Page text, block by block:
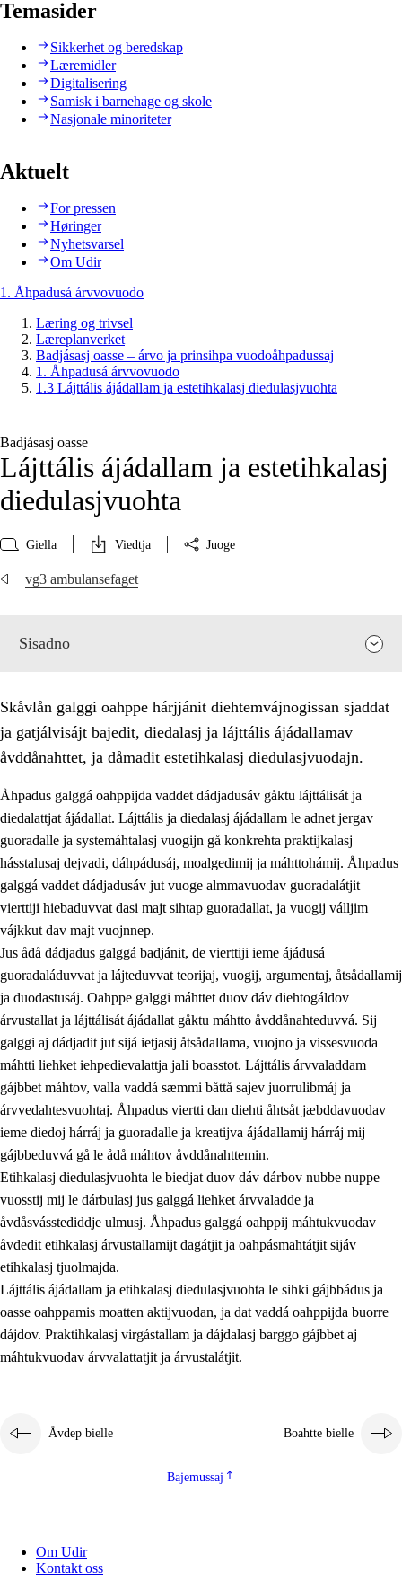
Temasider
Sikkerhet og beredskap
Læremidler
Digitalisering
Samisk i barnehage og skole
Nasjonale minoriteter
Aktuelt
For pressen
Høringer
Nyhetsvarsel
Om Udir
1. Åhpadusá árvvovuodo
Læring og trivsel
Læreplanverket
Badjásasj oasse – árvo ja prinsihpa vuodoåhpadussaj
1. Åhpadusá árvvovuodo
1.3 Lájttális ájádallam ja estetihkalasj diedulasjvuohta
Badjásasj oasse
Lájttális ájádallam ja estetihkalasj
diedulasjvuohta
Giella Viedtja Juoge
vg3 ambulansefaget
Sisadno
1. Åhpadusá árvvovuodo
1.1 Almasjárvvo
1.2 Identitiehtta ja kultuvralasj moattevuohta
1.3 Lájttális ájádallam ja estetihkalasj diedulasjvuohta
1.4 Dahkamávvo, berustibme ja diehtemvájnogisvuohta
1.5 Vieledus luonnduj ja birásdiedulasjvuohta
1.6 Demokratijja ja oassálasstem
Skåvlån galggi oahppe hárjjánit diehtemvájnogissan sjaddat
ja gatjálvisájt bajedit, diedalasj ja lájttális ájádallamav
åvddånahttet, ja dåmadit estetihkalasj diedulasjvuodajn.
Åhpadus galggá oahppijda vaddet dádjadusáv gåktu lájttálisát ja
diedalattjat ájádallat. Lájttális ja diedalasj ájádallam le adnet jergav
guoradalle ja systemáhtalasj vuogijn gå konkrehta praktijkalasj
hásstalusaj dejvadi, dáhpádusáj, moalgedimij ja máhttohámij. Åhpadus
galggá vaddet dádjadusáv jut vuoge almmavuodav guoradalátjit
vierttiji hiebaduvvat dasi majt sihtap guoradallat, ja vuogij válljim
vájkkut dav majt vuojnnep.
Jus ådå dádjadus galggá badjánit, de vierttiji ieme ájádusá
guoradaláduvvat ja lájteduvvat teorijaj, vuogij, argumentaj, åtsådallamij
ja duodastusáj. Oahppe galggi máhttet duov dáv diehtogáldov
árvustallat ja lájttálisát ájádallat gåktu máhtto åvddånahteduvvá. Sij
galggi aj dádjadit jut sijá ietjasij åtsådallama, vuojno ja vissesvuoda
máhtti liehket iehpedievalattja jali boasstot. Lájttális árvvaladdam
gájbbet máhtov, valla vaddá sæmmi båttå sajev juorrulibmáj ja
árvvedahtesvuohtaj. Åhpadus viertti dan diehti åhtsåt jæbddavuodav
ieme diedoj hárráj ja guoradalle ja kreatijva ájádallamij hárráj mij
gájbbeduvvá gå le ådå máhtov åvddånahttemin.
Etihkalasj diedulasjvuohta le biedjat duov dáv dárbov nubbe nuppe
vuosstij mij le dárbulasj jus galggá liehket árvvaladde ja
åvdåsvásstediddje ulmusj. Åhpadus galggá oahppij máhtukvuodav
åvdedit etihkalasj árvustallamijt dagátjit ja oahpásmahtátjit sijáv
etihkalasj tjuolmajda.
Lájttális ájádallam ja etihkalasj diedulasjvuohta le sihki gájbbádus ja
oasse oahppamis moatten aktijvuodan, ja dat vaddá oahppijda buorre
dájdov. Praktihkalasj virgástallam ja dájdalasj barggo gájbbet aj
máhtukvuodav árvvalattatjit ja árvustalátjit.
Åvdep bielle Boahtte bielle
Bajemussaj
Om Udir
Kontakt oss